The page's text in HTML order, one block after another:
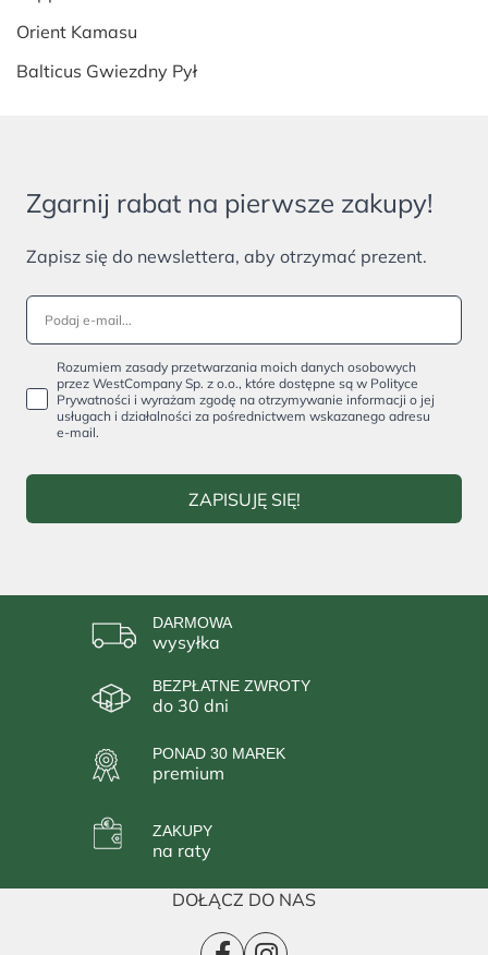
Orient Kamasu
Balticus Gwiezdny Pył
Zgarnij rabat na pierwsze zakupy!
Zapisz się do newslettera, aby otrzymać prezent.
Rozumiem zasady przetwarzania moich danych osobowych
przez WestCompany Sp. z o.o., które dostępne są w Polityce
Prywatności i wyrażam zgodę na otrzymywanie informacji o jej
usługach i działalności za pośrednictwem wskazanego adresu
e-mail.
ZAPISUJĘ SIĘ!
DARMOWA
wysyłka
BEZPŁATNE ZWROTY
do 30 dni
PONAD 30 MAREK
premium
ZAKUPY
na raty
DOŁĄCZ DO NAS